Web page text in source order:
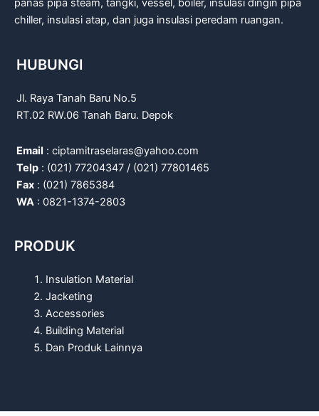
panas pipa steam, tangki, vessel, boiler, insulasi dingin pipa
chiller, insulasi atap, dan juga insulasi peredam ruangan.
HUBUNGI
Jl. Raya Tanah Baru No.5
RT.02 RW.06 Tanah Baru. Depok
Email : ciptamitraselaras@yahoo.com
Telp : (021) 77204347 / (021) 77801465
Fax : (021) 7865384
WA : 0821-1374-2803
PRODUK
Insulation Material
Jacketing
Accessories
Building Material
Dan Produk Lainnya